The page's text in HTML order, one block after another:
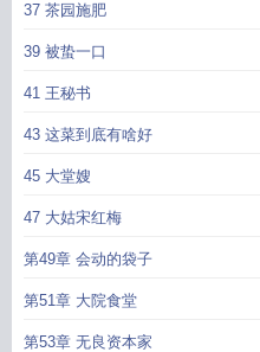
37 茶园施肥
39 被蛰一口
41 王秘书
43 这菜到底有啥好
45 大堂嫂
47 大姑宋红梅
第49章 会动的袋子
第51章 大院食堂
第53章 无良资本家